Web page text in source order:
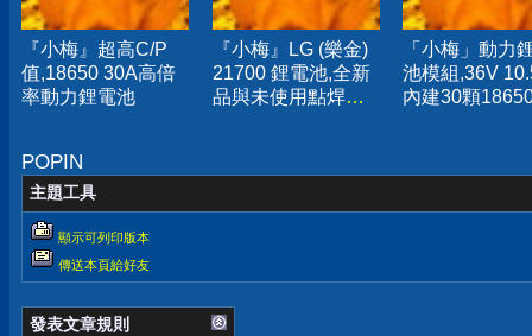
『小梅』超高C/P
值,18650 30A高倍
率動力鋰電池
『小梅』LG (樂金)
21700 鋰電池,全新
品與未使用點焊品
「小梅」動力
池模組,36V
內建30顆
POPIN
主題工具
顯示可列印版本
傳送本頁給好友
發表文章規則